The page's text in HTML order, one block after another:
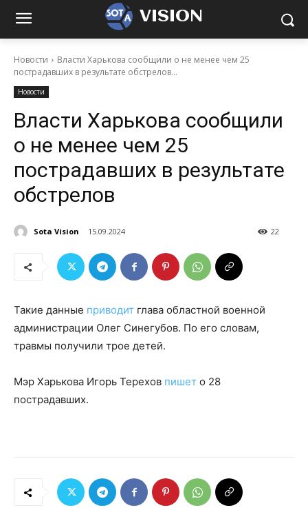
VISION
Новости
Власти Харькова сообщили о не менее чем 25
пострадавших в результате обстрелов...
Новости
Власти Харькова сообщили
о не менее чем 25
пострадавших в результате
обстрелов
Sota Vision 15.09.2024 22
Такие данные приводит глава областной военной
администрации Олег Синегубов. По его словам,
травмы получили трое детей.
Мэр Харькова Игорь Терехов пишет о 28
пострадавших.